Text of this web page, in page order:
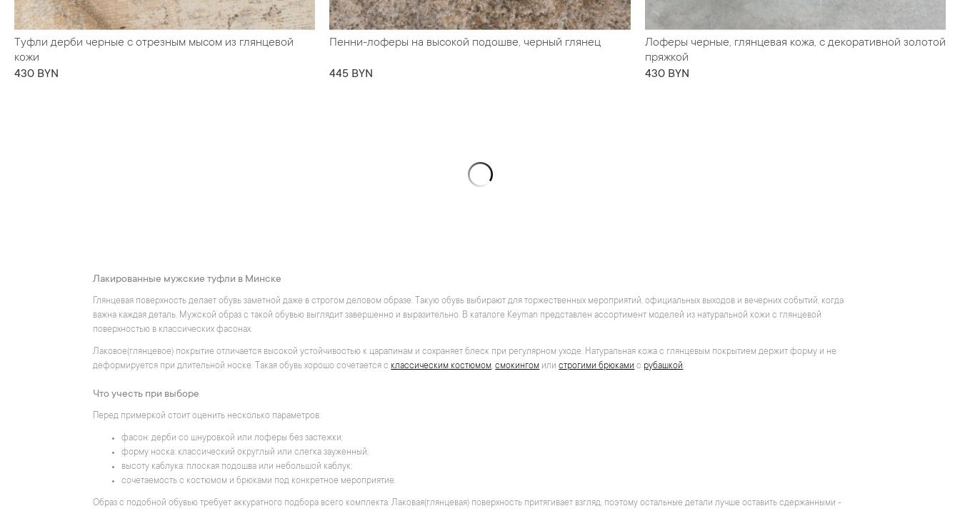
Туфли дерби черные с отрезным мысом из глянцевой
кожи
430 BYN
Пенни-лоферы на высокой подошве, черный глянец
445 BYN
Лоферы черные, глянцевая кожа, с декоративной золотой
пряжкой
430 BYN
Лакированные мужские туфли в Минске
Глянцевая поверхность делает обувь заметной даже в строгом деловом образе. Такую обувь выбирают для торжественных мероприятий, официальных выходов и вечерних событий, когда
важна каждая деталь. Мужской образ с такой обувью выглядит завершенно и выразительно. В каталоге Keyman представлен ассортимент моделей из натуральной кожи с глянцевой
поверхностью в классических фасонах.
Лаковое(глянцевое) покрытие отличается высокой устойчивостью к царапинам и сохраняет блеск при регулярном уходе. Натуральная кожа с глянцевым покрытием держит форму и не
деформируется при длительной носке. Такая обувь хорошо сочетается с классическим костюмом,смокингом илистрогими брюками с рубашкой.
Что учесть при выборе
Перед примеркой стоит оценить несколько параметров:
фасон: дерби со шнуровкой или лоферы без застежки;
форму носка: классический округлый или слегка зауженный;
высоту каблука: плоская подошва или небольшой каблук;
сочетаемость с костюмом и брюками под конкретное мероприятие.
Образ с подобной обувью требует аккуратного подбора всего комплекта. Лаковая(глянцевая) поверхность притягивает взгляд, поэтому остальные детали лучше оставить сдержанными -